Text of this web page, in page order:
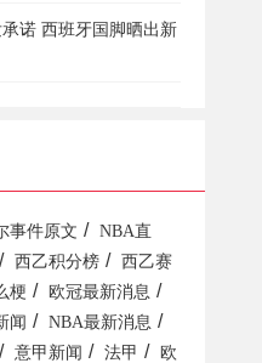
诺 西班牙国脚晒出新
事件原文 /
NBA直
/ 西乙积分榜 /
西乙赛
梗 / 欧冠最新消息 /
闻 / NBA最新消息 /
/ 意甲新闻 / 法甲 /
欧